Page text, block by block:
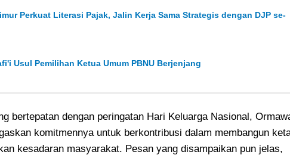
Perkuat Literasi Pajak, Jalin Kerja Sama Strategis dengan DJP se-
Usul Pemilihan Ketua Umum PBNU Berjenjang
bertepatan dengan peringatan Hari Keluarga Nasional,
komitmennya untuk berkontribusi dalam membangun
kesadaran masyarakat. Pesan yang disampaikan pun jelas,